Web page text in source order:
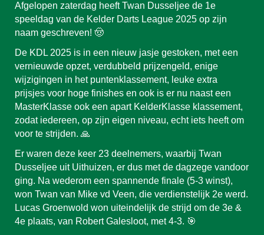
Afgelopen zaterdag heeft Twan Dusseljee de 1e
speeldag van de Kelder Darts League 2025 op zijn
naam geschreven! 🤠
De KDL 2025 is in een nieuw jasje gestoken, met een
vernieuwde opzet, verdubbeld prijzengeld, enige
wijzigingen in het puntenklassement, leuke extra
prijsjes voor hoge finishes en ook is er nu naast een
MasterKlasse ook een apart KelderKlasse klassement,
zodat iedereen, op zijn eigen niveau, echt iets heeft om
voor te strijden. 🙏
Er waren deze keer 23 deelnemers, waarbij Twan
Dusseljee uit Uithuizen, er dus met de dagzege vandoor
ging. Na wederom een spannende finale (5-3 winst),
won Twan van Mike vd Veen, die verdienstelijk 2e werd.
Lucas Groenwold won uiteindelijk de strijd om de 3e &
4e plaats, van Robert Galesloot, met 4-3. 🎯